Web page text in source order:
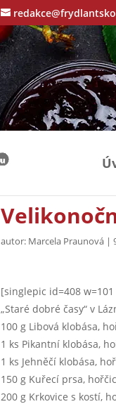
autor: Marcela Praunová |
[singlepic id=408
„Staré dobré časy“ v
100 g Libová klobása,
1 ks Pikantní klobása,
1 ks Jehněčí klobása,
150 g Kuřecí prsa,
200 g Krkovice s kostí,